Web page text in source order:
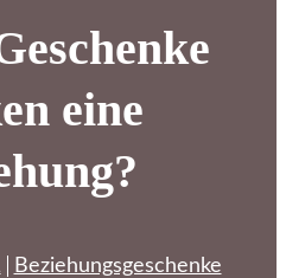
eine
Beziehungsgeschenke